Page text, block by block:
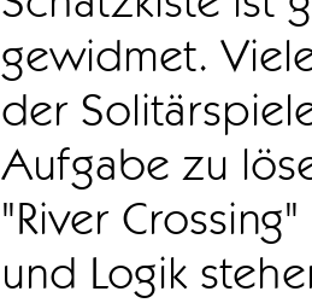
gewidmet.
der
Aufgabe zu
"River
und Logik